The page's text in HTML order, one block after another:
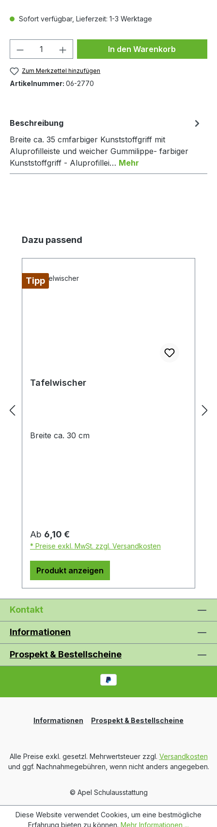
Sofort verfügbar, Lieferzeit: 1-3 Werktage
Produkt Anzahl: Gib denIn den Warenkorb
Zum Merkzettel hinzufügen
Artikelnummer: 06-2770
Beschreibung
Breite ca. 35 cmfarbiger Kunststoffgriff mit
Aluprofilleiste und weicher Gummilippe- farbiger
Kunststoffgriff - Aluprofillei… Mehr
Produktgalerie überspringen
Dazu passend
Tipp
Tafelwischer
Breite ca. 30 cm
Regulärer Preis:
Ab 6,10 €
* Preise exkl. MwSt. zzgl. Versandkosten
Produkt anzeigen
Kontakt
Informationen
Prospekt & Bestellscheine
Informationen Prospekt & Bestellscheine
Alle Preise exkl. gesetzl. Mehrwertsteuer zzgl. Versandkosten
und ggf. Nachnahmegebühren, wenn nicht anders angegeben.
© Apel Schulausstattung
Diese Website verwendet Cookies, um eine bestmögliche
Erfahrung bieten zu können. Mehr Informationen ...